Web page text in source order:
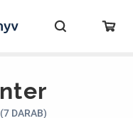
DARAB)